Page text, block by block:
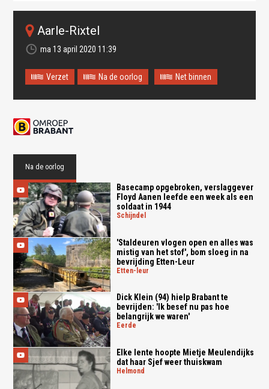
Aarle-Rixtel
ma 13 april 2020 11:39
Verzet Na de oorlog Net binnen
Na de oorlog
Basecamp opgebroken, verslaggever
Floyd Aanen leefde een week als een
soldaat in 1944
schijndel
'Staldeuren vlogen open en alles was
mistig van het stof', bom sloeg in na
bevrijding Etten-Leur
etten-leur
Dick Klein (94) hielp Brabant te
bevrijden: 'Ik besef nu pas hoe
belangrijk we waren'
eerde
Elke lente hoopte Mietje Meulendijks
dat haar Sjef weer thuiskwam
helmond